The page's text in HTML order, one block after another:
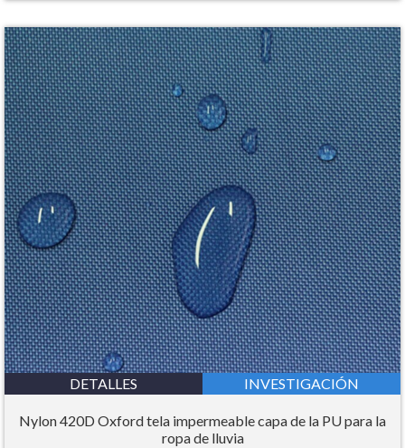
DETALLES INVESTIGACIÓN
Nylon 420D Oxford tela impermeable capa de la PU para la
ropa de lluvia